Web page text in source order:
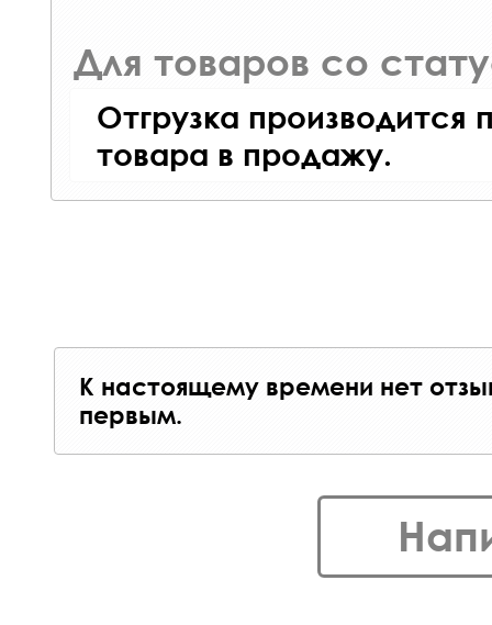
Для товаров со
Отгрузка производится
товара в продажу.
К настоящему времени нет
первым.